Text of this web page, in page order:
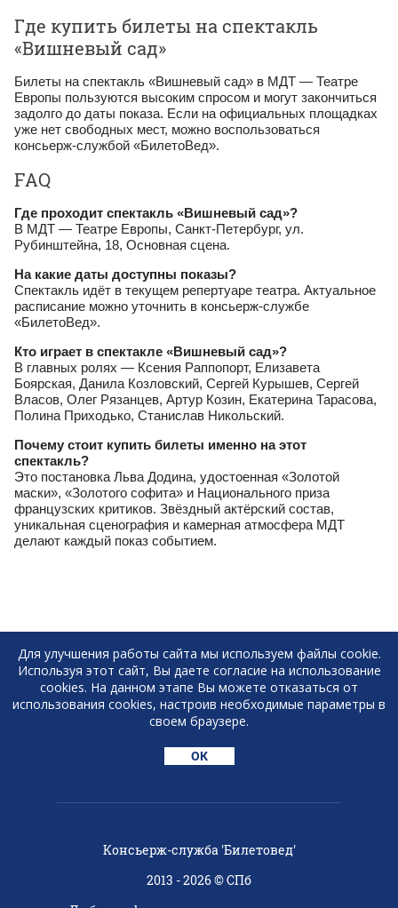
Где купить билеты на спектакль
«Вишневый сад»
Билеты на спектакль «Вишневый сад» в МДТ — Театре
Европы пользуются высоким спросом и могут закончиться
задолго до даты показа. Если на официальных площадках
уже нет свободных мест, можно воспользоваться
консьерж‑службой «БилетоВед».
FAQ
Где проходит спектакль «Вишневый сад»?
В МДТ — Театре Европы, Санкт‑Петербург, ул.
Рубинштейна, 18, Основная сцена.
На какие даты доступны показы?
Спектакль идёт в текущем репертуаре театра. Актуальное
расписание можно уточнить в консьерж‑службе
«БилетоВед».
Кто играет в спектакле «Вишневый сад»?
В главных ролях — Ксения Раппопорт, Елизавета
Боярская, Данила Козловский, Сергей Курышев, Сергей
Власов, Олег Рязанцев, Артур Козин, Екатерина Тарасова,
Полина Приходько, Станислав Никольский.
Почему стоит купить билеты именно на этот
спектакль?
Это постановка Льва Додина, удостоенная «Золотой
маски», «Золотого софита» и Национального приза
французских критиков. Звёздный актёрский состав,
уникальная сценография и камерная атмосфера МДТ
делают каждый показ событием.
РАССЫЛКА ВЫГОДНЫХ ПРЕДЛОЖЕНИЙ
В TELEGRAM
ПОДПИСАТЬСЯ
+7 (921) 931-16-90
Консьерж-служба 'Билетовед'
2013 - 2026 © СПб
Для улучшения работы сайта мы используем файлы cookie.
Используя этот сайт, Вы даете согласие на использование
cookies. На данном этапе Вы можете отказаться от
использования cookies, настроив необходимые параметры в
своем браузере.
ОК